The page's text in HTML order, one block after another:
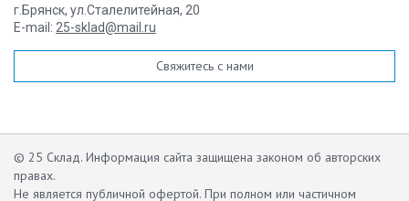
г.Брянск, ул.Сталелитейная, 20
E-mail: 25-sklad@mail.ru
Свяжитесь с нами
© 25 Склад. Информация сайта защищена законом об авторских
правах.
Не является публичной офертой. При полном или частичном